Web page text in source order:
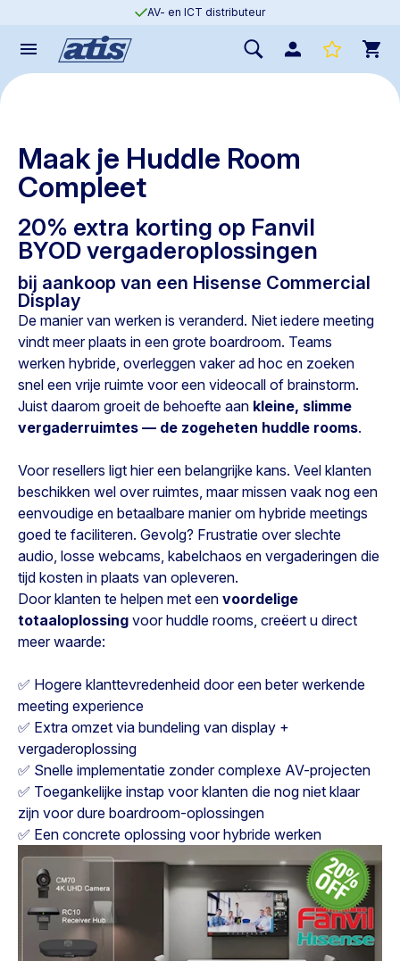
AV- en ICT distributeur
Maak je Huddle Room
Compleet
20% extra korting op Fanvil
BYOD vergaderoplossingen
bij aankoop van een Hisense Commercial
Display
De manier van werken is veranderd. Niet iedere meeting
vindt meer plaats in een grote boardroom. Teams
werken hybride, overleggen vaker ad hoc en zoeken
snel een vrije ruimte voor een videocall of brainstorm.
Juist daarom groeit de behoefte aan kleine, slimme
vergaderruimtes — de zogeheten huddle rooms.
Voor resellers ligt hier een belangrijke kans. Veel klanten
beschikken wel over ruimtes, maar missen vaak nog een
eenvoudige en betaalbare manier om hybride meetings
goed te faciliteren. Gevolg? Frustratie over slechte
audio, losse webcams, kabelchaos en vergaderingen die
tijd kosten in plaats van opleveren.
Door klanten te helpen met een voordelige
totaaloplossing voor huddle rooms, creëert u direct
meer waarde:
✅ Hogere klanttevredenheid door een beter werkende
meeting experience
✅ Extra omzet via bundeling van display +
vergaderoplossing
✅ Snelle implementatie zonder complexe AV-projecten
✅ Toegankelijke instap voor klanten die nog niet klaar
zijn voor dure boardroom-oplossingen
✅ Een concrete oplossing voor hybride werken